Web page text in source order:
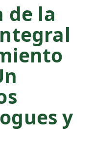
de la
y